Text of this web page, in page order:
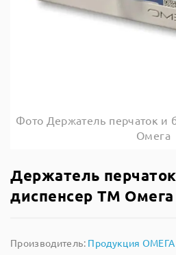
Фото Держатель перчаток и
Омега
Держатель
диспенсер ТМ Омега
Производитель: Продукция ОМЕГА